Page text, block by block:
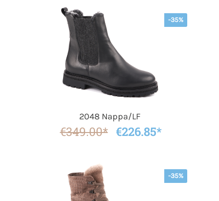
-35%
2048 Nappa/LF
€349.00* €226.85*
-35%